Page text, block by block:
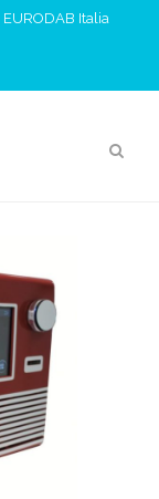
EURODAB Italia